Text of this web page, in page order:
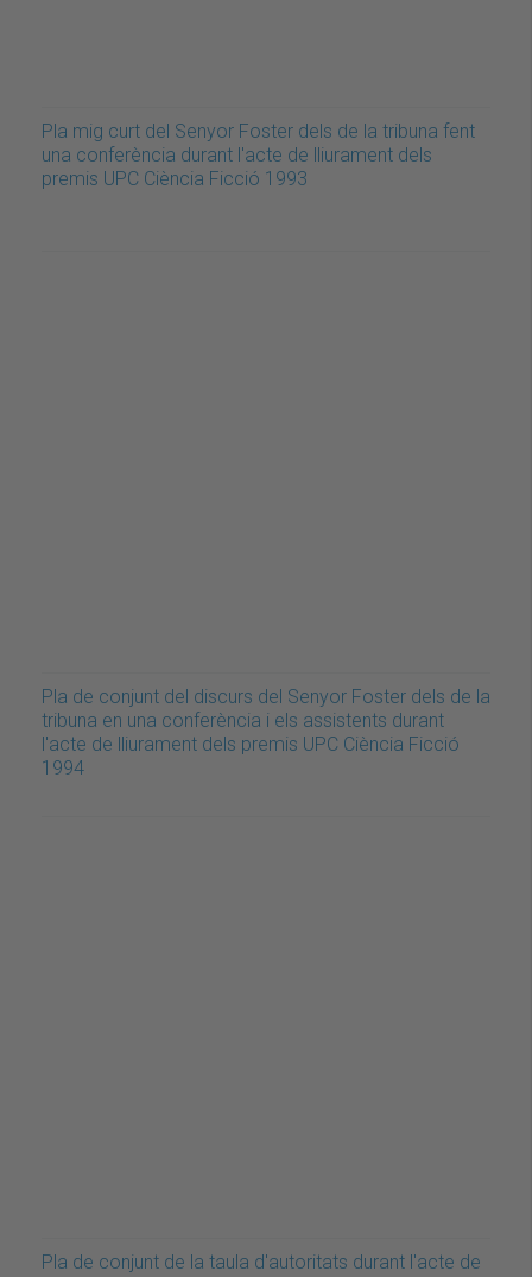
Pla mig curt del Senyor Foster dels de la tribuna fent
una conferència durant l'acte de lliurament dels
premis UPC Ciència Ficció 1993
Pla de conjunt del discurs del Senyor Foster dels de la
tribuna en una conferència i els assistents durant
l'acte de lliurament dels premis UPC Ciència Ficció
1994
Pla de conjunt de la taula d'autoritats durant l'acte de